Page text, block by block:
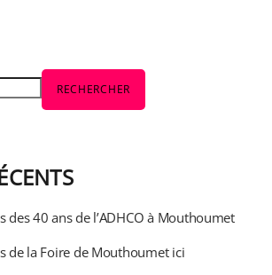
RECHERCHER
des 40 ans de l’ADHCO à Mouthoumet
de la Foire de Mouthoumet ici